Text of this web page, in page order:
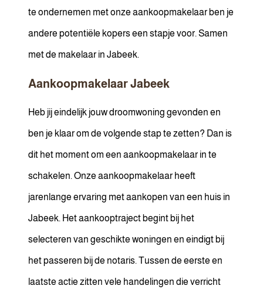
te ondernemen met onze aankoopmakelaar ben je
andere potentiële kopers een stapje voor. Samen
met de makelaar in Jabeek.
Aankoopmakelaar Jabeek
Heb jij eindelijk jouw droomwoning gevonden en
ben je klaar om de volgende stap te zetten? Dan is
dit het moment om een aankoopmakelaar in te
schakelen. Onze aankoopmakelaar heeft
jarenlange ervaring met aankopen van een huis in
Jabeek. Het aankooptraject begint bij het
selecteren van geschikte woningen en eindigt bij
het passeren bij de notaris. Tussen de eerste en
laatste actie zitten vele handelingen die verricht